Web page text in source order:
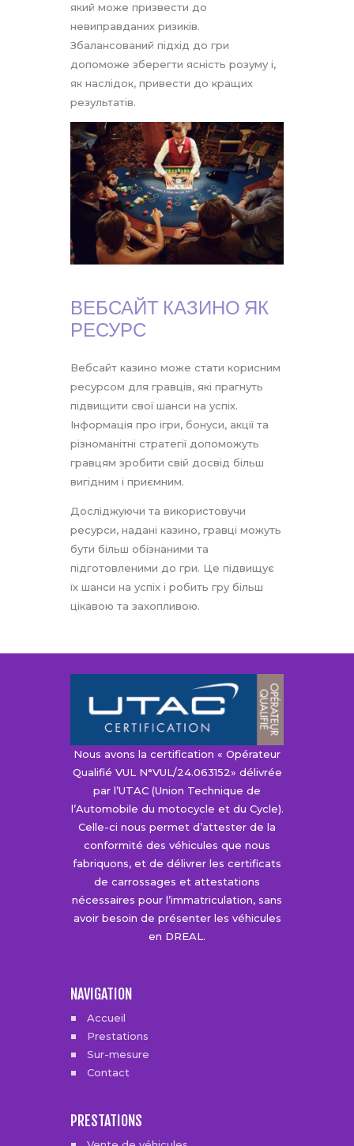
який може призвести до
невиправданих ризиків.
Збалансований підхід до гри
допоможе зберегти ясність розуму і,
як наслідок, привести до кращих
результатів.
ВЕБСАЙТ КАЗИНО ЯК
РЕСУРС
Вебсайт казино може стати корисним
ресурсом для гравців, які прагнуть
підвищити свої шанси на успіх.
Інформація про ігри, бонуси, акції та
різноманітні стратегії допоможуть
гравцям зробити свій досвід більш
вигідним і приємним.
Досліджуючи та використовучи
ресурси, надані казино, гравці можуть
бути більш обізнаними та
підготовленими до гри. Це підвищує
їх шанси на успіх і робить гру більш
цікавою та захопливою.
Nous avons la certification « Opérateur
Qualifié VUL N°VUL/24.063152» délivrée
par l’UTAC (Union Technique de
l’Automobile du motocycle et du Cycle).
Celle-ci nous permet d’attester de la
conformité des véhicules que nous
fabriquons, et de délivrer les certificats
de carrossages et attestations
nécessaires pour l’immatriculation, sans
avoir besoin de présenter les véhicules
en DREAL.
NAVIGATION
Accueil
Prestations
Sur-mesure
Contact
PRESTATIONS